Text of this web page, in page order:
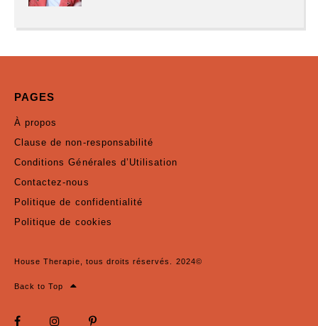
PAGES
À propos
Clause de non-responsabilité
Conditions Générales d’Utilisation
Contactez-nous
Politique de confidentialité
Politique de cookies
House Therapie, tous droits réservés. 2024©
Back to Top